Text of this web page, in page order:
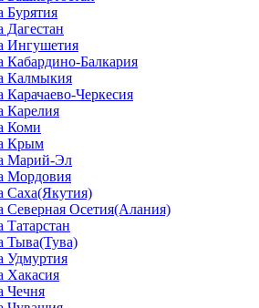
Бурятия
Дагестан
Ингушетия
Кабардино-Балкария
Калмыкия
Карачаево-Черкеcия
Карелия
Коми
Крым
Марий-Эл
Мордовия
Саха(Якутия)
Северная Осетия(Алания)
Татарстан
Тыва(Тува)
Удмуртия
Хакасия
Чечня